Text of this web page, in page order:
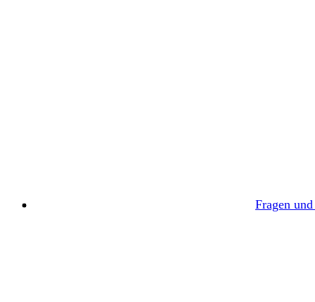
Fragen